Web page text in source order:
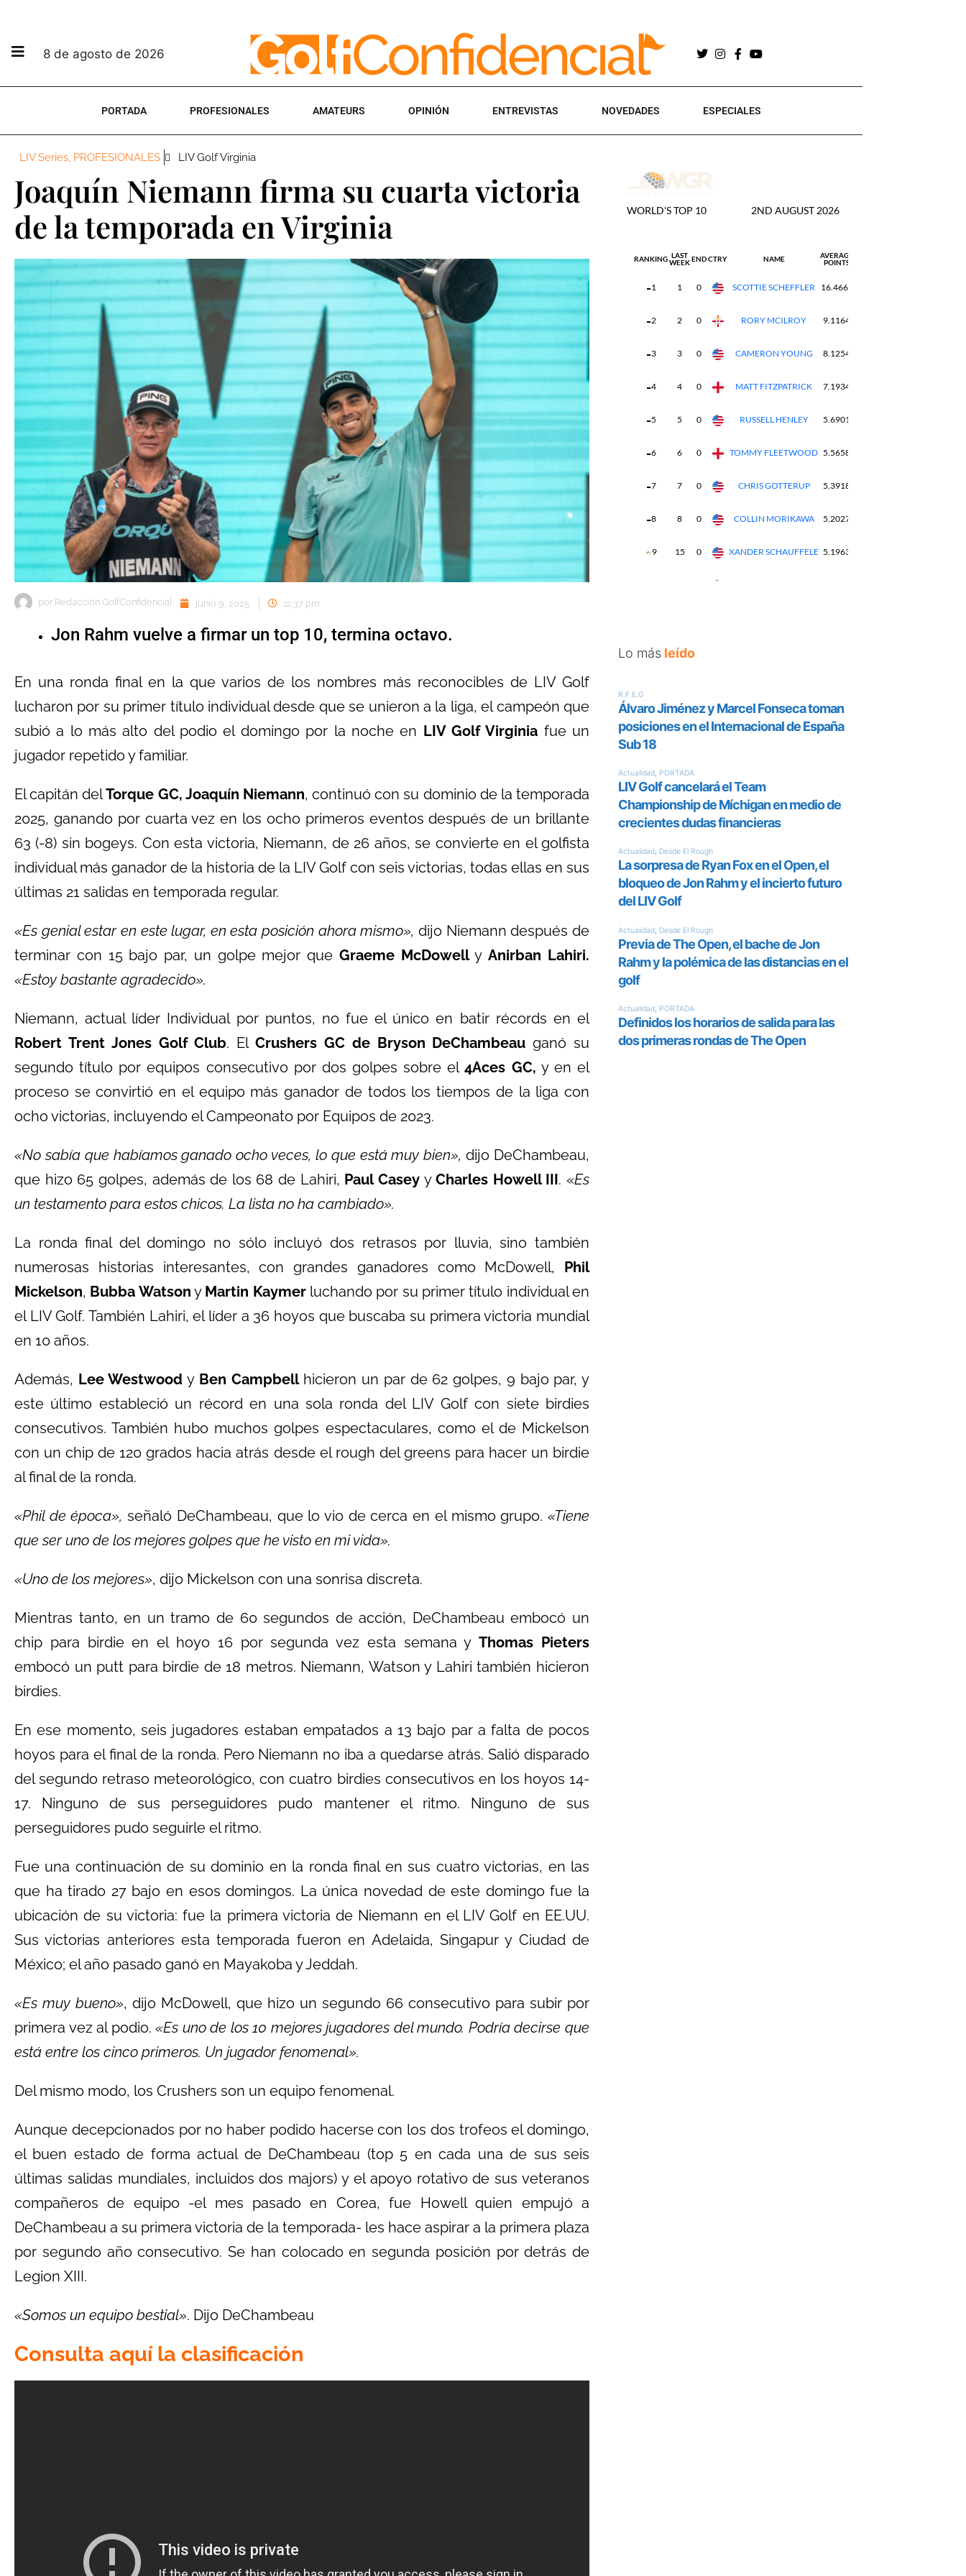
8 de agosto de 2026
PORTADA PROFESIONALES AMATEURS OPINIÓN ENTREVISTAS NOVEDADES ESPECIALES
LIV Series, PROFESIONALES LIV Golf Virginia
Joaquín Niemann firma su cuarta victoria
de la temporada en Virginia
por Redacción GolfConfidencial junio 9, 2025 12:37 pm
Jon Rahm vuelve a firmar un top 10, termina octavo.
En una ronda final en la que varios de los nombres más reconocibles de LIV Golf
lucharon por su primer título individual desde que se unieron a la liga, el campeón que
subió a lo más alto del podio el domingo por la noche en LIV Golf Virginia fue un
jugador repetido y familiar.
El capitán delTorque GC, Joaquín Niemann, continuó con su dominio de la temporada
2025, ganando por cuarta vez en los ocho primeros eventos después de un brillante
63 (-8) sin bogeys. Con esta victoria, Niemann, de 26 años, se convierte en el golfista
individual más ganador de la historia de la LIV Golf con seis victorias, todas ellas en sus
últimas 21 salidas en temporada regular.
«Es genial estar en este lugar, en esta posición ahora mismo», dijo Niemann después de
terminar con 15 bajo par, un golpe mejor que Graeme McDowellyAnirban Lahiri.
«Estoy bastante agradecido».
Niemann, actual líder Individual por puntos, no fue el único en batir récords en el
Robert Trent Jones Golf Club. ElCrushers GC de Bryson DeChambeau ganó su
segundo título por equipos consecutivo por dos golpes sobre el4Aces GC, y en el
proceso se convirtió en el equipo más ganador de todos los tiempos de la liga con
ocho victorias, incluyendo el Campeonato por Equipos de 2023.
«No sabía que habíamos ganado ocho veces, lo que está muy bien», dijo DeChambeau,
que hizo 65 golpes, además de los 68 de Lahiri, Paul CaseyyCharles Howell III. «Es
un testamento para estos chicos. La lista no ha cambiado».
La ronda final del domingo no sólo incluyó dos retrasos por lluvia, sino también
numerosas historias interesantes, con grandes ganadores como McDowell, Phil
Mickelson, Bubba Watson y Martin Kaymerluchando por su primer título individual en
el LIV Golf. También Lahiri, el líder a 36 hoyos que buscaba su primera victoria mundial
en 10 años.
Además, Lee Westwood y Ben Campbellhicieron un par de 62 golpes, 9 bajo par, y
este último estableció un récord en una sola ronda del LIV Golf con siete birdies
consecutivos. También hubo muchos golpes espectaculares, como el de Mickelson
con un chip de 120 grados hacia atrás desde el rough del greens para hacer un birdie
al final de la ronda.
«Phil de época», señaló DeChambeau, que lo vio de cerca en el mismo grupo.«Tiene
que ser uno de los mejores golpes que he visto en mi vida».
«Uno de los mejores», dijo Mickelson con una sonrisa discreta.
Mientras tanto, en un tramo de 60 segundos de acción, DeChambeau embocó un
chip para birdie en el hoyo 16 por segunda vez esta semana yThomas Pieters
embocó un putt para birdie de 18 metros. Niemann, Watson y Lahiri también hicieron
birdies.
En ese momento, seis jugadores estaban empatados a 13 bajo par a falta de pocos
hoyos para el final de la ronda. Pero Niemann no iba a quedarse atrás. Salió disparado
del segundo retraso meteorológico, con cuatro birdies consecutivos en los hoyos 14-
17. Ninguno de sus perseguidores pudo mantener el ritmo. Ninguno de sus
perseguidores pudo seguirle el ritmo.
Fue una continuación de su dominio en la ronda final en sus cuatro victorias, en las
que ha tirado 27 bajo en esos domingos. La única novedad de este domingo fue la
ubicación de su victoria: fue la primera victoria de Niemann en el LIV Golf en EE.UU.
Sus victorias anteriores esta temporada fueron en Adelaida, Singapur y Ciudad de
México; el año pasado ganó en Mayakoba y Jeddah.
«Es muy bueno», dijo McDowell, que hizo un segundo 66 consecutivo para subir por
primera vez al podio.«Es uno de los 10 mejores jugadores del mundo. Podría decirse que
está entre los cinco primeros. Un jugador fenomenal».
Del mismo modo, los Crushers son un equipo fenomenal.
Aunque decepcionados por no haber podido hacerse con los dos trofeos el domingo,
el buen estado de forma actual de DeChambeau (top 5 en cada una de sus seis
últimas salidas mundiales, incluidos dos majors) y el apoyo rotativo de sus veteranos
compañeros de equipo -el mes pasado en Corea, fue Howell quien empujó a
DeChambeau a su primera victoria de la temporada- les hace aspirar a la primera plaza
por segundo año consecutivo. Se han colocado en segunda posición por detrás de
Legion XIII.
«Somos un equipo bestial». Dijo DeChambeau
Consulta aquí la clasificación
Lo más leído